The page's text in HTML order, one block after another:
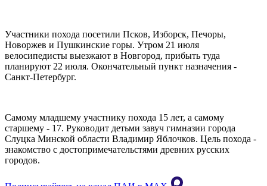
Участники похода посетили Псков, Изборск, Печоры,
Новоржев и Пушкинские горы. Утром 21 июля
велосипедисты выезжают в Новгород, прибыть туда
планируют 22 июля. Окончательный пункт назначения -
Санкт-Петербург.
Самому младшему участнику похода 15 лет, а самому
старшему - 17. Руководит детьми завуч гимназии города
Слуцка Минской области Владимир Яблочков. Цель похода -
знакомство с достопримечательстями древних русских
городов.